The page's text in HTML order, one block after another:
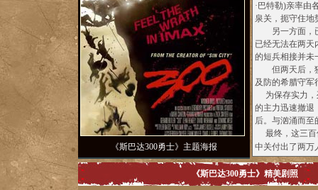
《斯巴达300勇士》主题海报
·巴特勒)亲率由
泉关，扼守住地
另一方面，已
已经无法在两天
的短兵相接并未
但两天后，狡
及防的希腊守军
为保存实力，
的主力迅速撤退
后。与汹涌而至
最终，这三百
中关付出了两
《斯巴达300勇士》精美剧照